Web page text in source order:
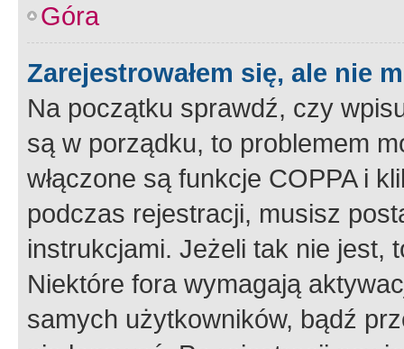
Góra
Zarejestrowałem się, ale nie
Na początku sprawdź, czy
są w porządku, to problemem
włączone są funkcje COPPA i
podczas rejestracji, musisz
instrukcjami. Jeżeli tak nie jest,
Niektóre fora wymagają
samych użytkowników, bądź